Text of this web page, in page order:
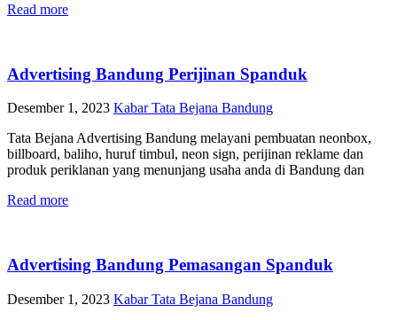
Read more
Advertising Bandung Perijinan Spanduk
Desember 1, 2023 Kabar Tata Bejana Bandung
Tata Bejana Advertising Bandung melayani pembuatan neonbox,
billboard, baliho, huruf timbul, neon sign, perijinan reklame dan
produk periklanan yang menunjang usaha anda di Bandung dan
Read more
Advertising Bandung Pemasangan Spanduk
Desember 1, 2023 Kabar Tata Bejana Bandung